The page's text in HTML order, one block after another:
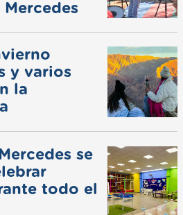
y varios
la
se
todo el